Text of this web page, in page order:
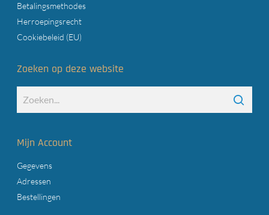
Betalingsmethodes
Herroepingsrecht
Cookiebeleid (EU)
Zoeken op deze website
Mijn Account
Gegevens
Adressen
Bestellingen